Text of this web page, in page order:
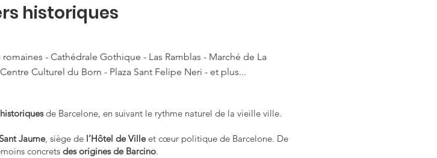
historiques
- Cathédrale Gothique - Las Ramblas - Marché de La
Culturel du Born - Plaza Sant Felipe Neri - et plus...
de Barcelone, en suivant le rythme naturel de la vieille ville.
Jaume, siège de l’Hôtel de Villeet cœur politique de Barcelone. De
concretsdes origines de Barcino.